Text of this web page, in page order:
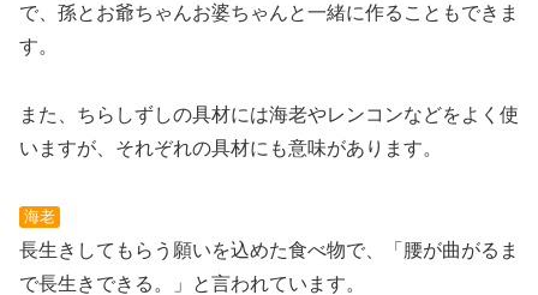
で、孫とお爺ちゃんお婆ちゃんと一緒に作ることもできま
す。
また、ちらしずしの具材には海老やレンコンなどをよく使
いますが、それぞれの具材にも意味があります。
海老
長生きしてもらう願いを込めた食べ物で、「腰が曲がるま
で長生きできる。」と言われています。